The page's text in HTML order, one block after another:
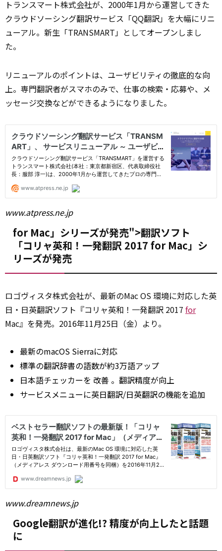
トランスマート株式会社が、2000年1月から運営してきた
クラウドソーシング翻訳サービス「QQ翻訳」を大幅にリニ
ューアル。新生「TRANSMART」としてオープンしまし
た。
リニューアルのポイントは、ユーザビリティの徹底的な向
上。専門翻訳者がスマホのみで、仕事の検索・応募や、メ
ッセージ交換などができるようになりました。
www.atpress.ne.jp
for Mac」シリーズが発売">翻訳ソフト
「コリャ英和！一発翻訳 2017 forMac」シ
リーズが発売
ロゴヴィスタ株式会社が、最新のMac OS 環境に対応した英
日・日英翻訳ソフト『コリャ英和！一発翻訳 2017 for
Mac』を発売。2016年11月25日（金）より。
最新のmacOS Sierraに対応
標準の翻訳辞書の語数が約3万語アップ
日本語チェッカーを 改善 。翻訳精度が向上
サービスメニューに英日翻訳/日英翻訳の機能を追加
www.dreamnews.jp
Google翻訳が進化!? 精度が向上したと話題
に